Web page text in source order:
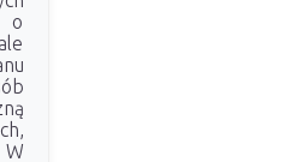
o
W